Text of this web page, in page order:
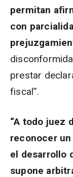
permitan
con
prestar
fiscal”.
“A todo juez
reconocer
el desarrollo
supone